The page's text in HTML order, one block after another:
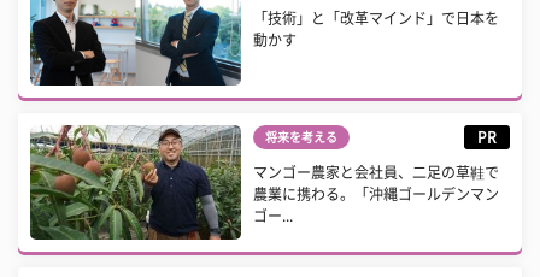
「技術」と「改革マインド」で日本を
動かす
将来を考える PR
マンゴー農家と会社員、二足の草鞋で
農業に携わる。「沖縄ゴールデンマン
ゴー...